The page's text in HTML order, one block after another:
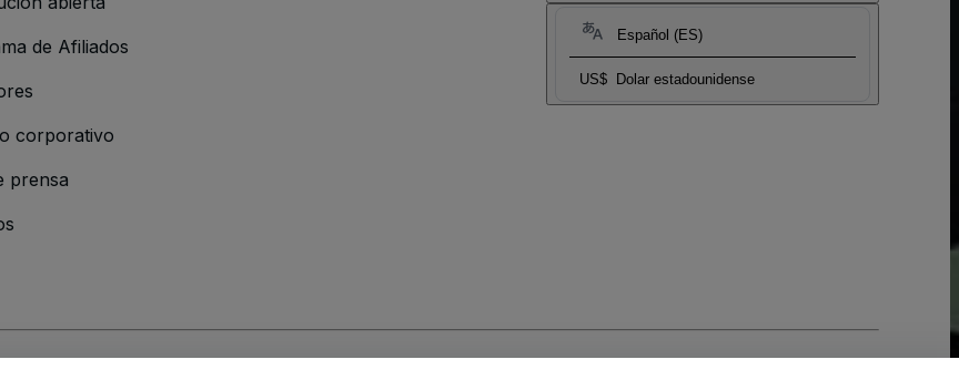
Español (ES)
US$ Dolar estadounidense
de Afiliados
corporativo
prensa